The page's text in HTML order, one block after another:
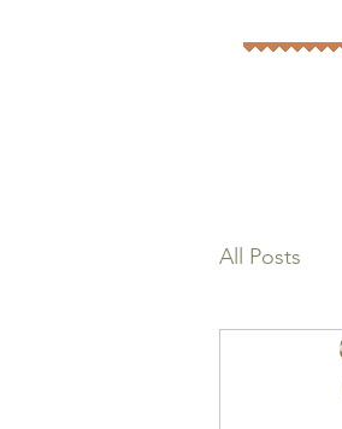
All Posts